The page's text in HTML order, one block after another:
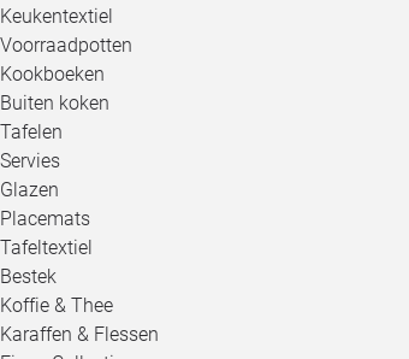
Keukentextiel
Voorraadpotten
Kookboeken
Buiten koken
Tafelen
Servies
Glazen
Placemats
Tafeltextiel
Bestek
Koffie & Thee
Karaffen & Flessen